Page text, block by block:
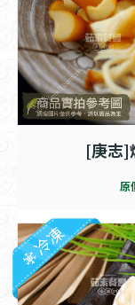
[庚志]
原
冷凍